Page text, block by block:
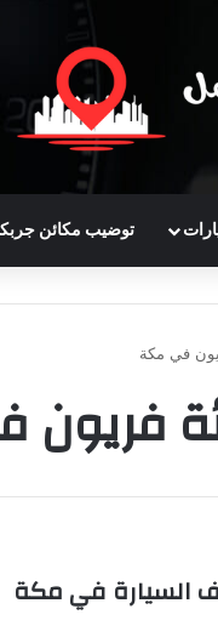
توضيب مكائن
في مكة
السيارة في مكة